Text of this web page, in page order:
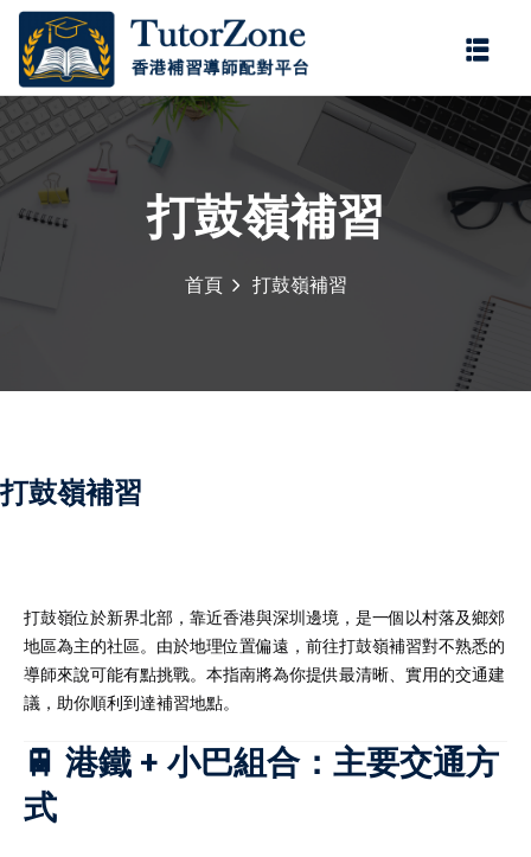
打鼓嶺補習
首頁 打鼓嶺補習
打鼓嶺補習
打鼓嶺位於新界北部，靠近香港與深圳邊境，是一個以村落及鄉郊
地區為主的社區。由於地理位置偏遠，前往打鼓嶺補習對不熟悉的
導師來說可能有點挑戰。本指南將為你提供最清晰、實用的交通建
議，助你順利到達補習地點。
🚆 港鐵 + 小巴組合：主要交通方
式
登錄